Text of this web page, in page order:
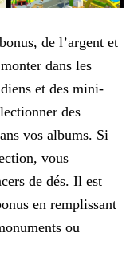
de l’argent et
dans les
et des mini-
des
vos albums. Si
vous
de dés. Il est
en remplissant
ou